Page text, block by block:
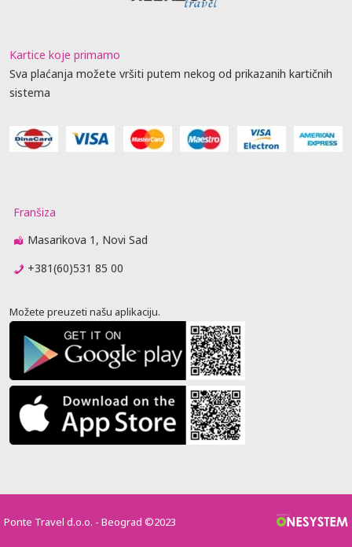
Kartice koje primamo
Sva plaćanja možete vršiti putem nekog od prikazanih kartičnih
sistema
Franšiza
Masarikova 1, Novi Sad
+381(60)531 85 00
Možete preuzeti našu aplikaciju.
Ponte Travel d.o.o. - Beograd ©2023